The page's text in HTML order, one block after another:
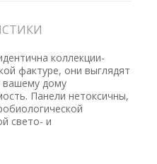
коллекции-
фактуре, они выглядят
вашему дому
Панели нетоксичны,
свето- и